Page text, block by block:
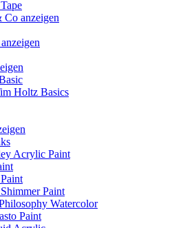
Co anzeigen
Holtz Basics
Acrylic Paint
Paint
Watercolor
Paint